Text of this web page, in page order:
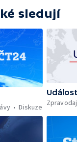
sledují
Diskuze